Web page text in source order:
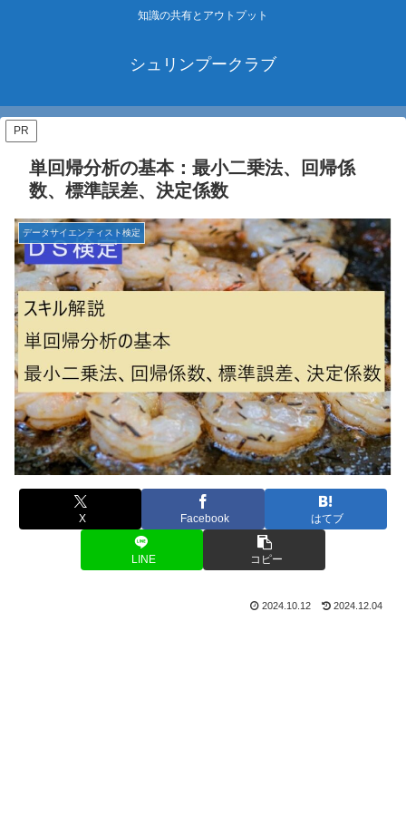
知識の共有とアウトプット
シュリンプークラブ
PR
単回帰分析の基本：最小二乗法、回帰係
数、標準誤差、決定係数
データサイエンティスト検定
X Facebook はてブ
LINE コピー
2024.10.12 2024.12.04